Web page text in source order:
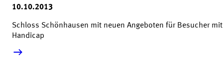
10.10.2013
Schloss Schönhausen mit neuen Angeboten für Besucher mit
Handicap
mehr lesen &raquo;